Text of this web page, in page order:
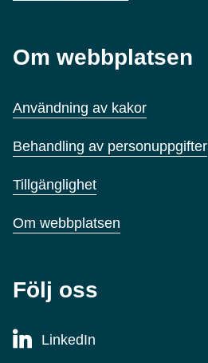
Om webbplatsen
Användning av kakor
Behandling av personuppgifter
Tillgänglighet
Om webbplatsen
Följ oss
LinkedIn